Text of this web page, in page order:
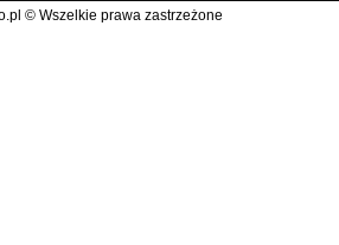
© Wszelkie prawa zastrzeżone